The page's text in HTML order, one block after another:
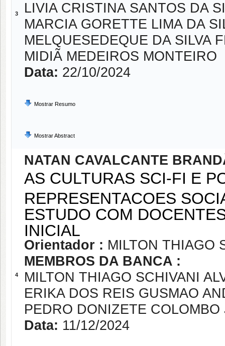
3
LIVIA CRISTINA SANTOS DA
MARCIA GORETTE LIMA DA
MELQUESEDEQUE DA SILVA
MIDIÃ MEDEIROS MONTEIRO
Data: 22/10/2024
Mostrar Resumo
Mostrar Abstract
4
NATAN CAVALCANTE
AS CULTURAS SCI-FI E
REPRESENTACOES
ESTUDO COM
INICIAL
Orientador : MILTON THIAGO
MEMBROS DA BANCA :
MILTON THIAGO SCHIVANI
ERIKA DOS REIS GUSMAO
PEDRO DONIZETE COLOMBO
Data: 11/12/2024